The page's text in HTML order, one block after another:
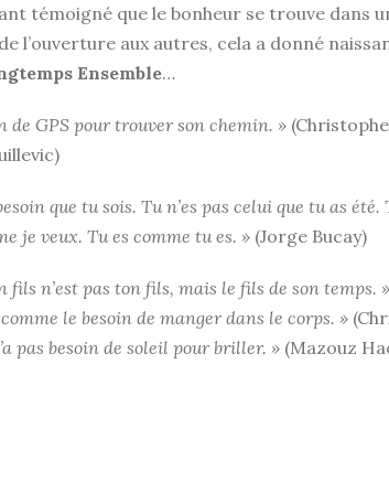
témoigné que le bonheur se trouve dans
l’ouverture aux autres, cela a donné
Ensemble…
de GPS pour trouver son chemin. »
que tu sois. Tu n’es pas celui que tu as été.
je veux. Tu es comme tu es. » (Jorge Bucay)
fils n’est pas ton fils, mais le fils de son temps.
le besoin de manger dans le corps. »
pas besoin de soleil pour briller. » (Mazouz